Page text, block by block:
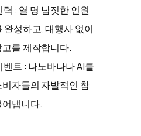
: 열 명 남짓한 인원
완성하고, 대행사 없이
를 제작합니다.
트 : 나노바나나 AI를
자들의 자발적인 참
냅니다.